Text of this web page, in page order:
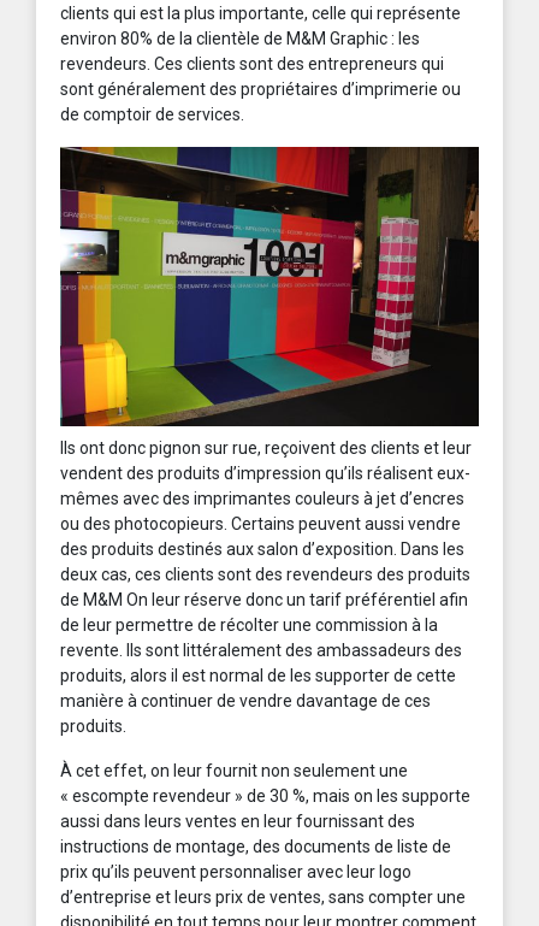
clients qui est la plus importante, celle qui représente
environ 80% de la clientèle de M&M Graphic : les
revendeurs. Ces clients sont des entrepreneurs qui
sont généralement des propriétaires d’imprimerie ou
de comptoir de services.
Ils ont donc pignon sur rue, reçoivent des clients et leur
vendent des produits d’impression qu’ils réalisent eux-
mêmes avec des imprimantes couleurs à jet d’encres
ou des photocopieurs. Certains peuvent aussi vendre
des produits destinés aux salon d’exposition. Dans les
deux cas, ces clients sont des revendeurs des produits
de M&M On leur réserve donc un tarif préférentiel afin
de leur permettre de récolter une commission à la
revente. Ils sont littéralement des ambassadeurs des
produits, alors il est normal de les supporter de cette
manière à continuer de vendre davantage de ces
produits.
À cet effet, on leur fournit non seulement une
« escompte revendeur » de 30 %, mais on les supporte
aussi dans leurs ventes en leur fournissant des
instructions de montage, des documents de liste de
prix qu’ils peuvent personnaliser avec leur logo
d’entreprise et leurs prix de ventes, sans compter une